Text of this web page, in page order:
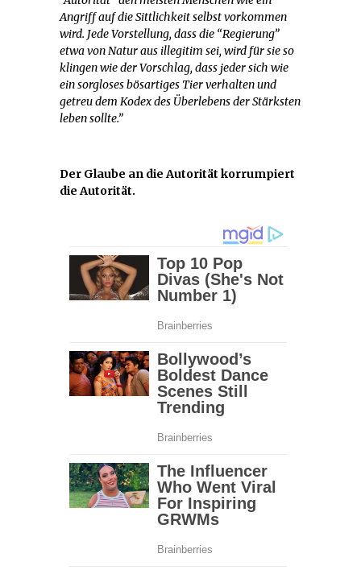
Angriff auf die Sittlichkeit selbst vorkommen
wird. Jede Vorstellung, dass die “Regierung”
etwa von Natur aus illegitim sei, wird für sie so
klingen wie der Vorschlag, dass jeder sich wie
ein sorgloses bösartiges Tier verhalten und
getreu dem Kodex des Überlebens der Stärksten
leben sollte.”
Der Glaube an die Autorität korrumpiert
die Autorität.